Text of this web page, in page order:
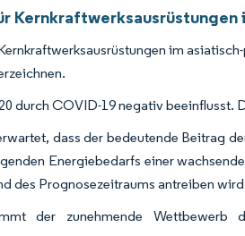
im
durch COVID-19 negativ beeinflusst.
dass der bedeutende Beitrag
Energiebedarfs einer
des Prognosezeitraums antreiben
der zunehmende